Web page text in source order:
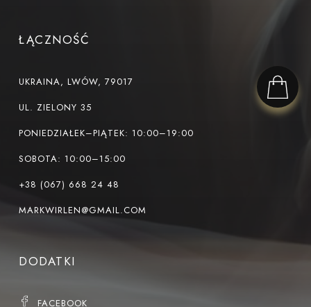
ŁĄCZNOŚĆ
UKRAINA, LWÓW, 79017
UL. ZIELONY 35
PONIEDZIAŁEK–PIĄTEK: 10:00–19:00
SOBOTA: 10:00–15:00
+38 (067) 668 24 48
MARKWIRLEN@GMAIL.COM
DODATKI
FACEBOOK